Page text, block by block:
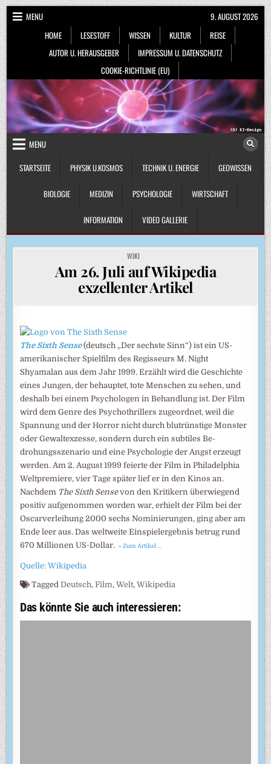
Skip
to
content
MENU
HOME
LESESTOFF WISSEN KULTUR
REISE
AUTOR U. HERAUSGEBER
IMPRESSUM U. DATENSCHUTZ
COOKIE-RICHTLINIE (EU)
9. AUGUST 2026
MENU
STARTSEITE
PHYSIK U.KOSMOS TECHNIK U. ENERGIE GEOWISSEN
BIOLOGIE MEDIZIN PSYCHOLOGIE WIRTSCHAFT
INFORMATION VIDEO GALLERIE
POSTED
IN
WIKI
Am 26. Juli auf Wikipedia
exzellenter Artikel
The Sixth Sense(deutsch „Der sechste Sinn“) ist ein US-
amerika­nischer Spiel­film des Regisseurs M. Night
Shyamalan aus dem Jahr 1999. Erzählt wird die Ge­schichte
eines Jungen, der behaup­tet, tote Men­schen zu sehen, und
des­halb bei einem Psycho­logen in Behand­lung ist. Der Film
wird dem Genre des Psycho­thrillers zuge­ord­net, weil die
Span­nung und der Horror nicht durch blutrüns­tige Monster
oder Gewalt­exzesse, son­dern durch ein subti­les Be­
drohungs­szena­rio und eine Psycho­logie der Angst erzeugt
werden. Am 2. August 1999 feierte der Film in Phila­delphia
Weltprem­iere, vier Tage später lief er in den Kinos an.
Nachdem The Sixth Sensevon den Kriti­kern über­wiegend
positiv aufge­nom­men worden war, erhielt der Film bei der
Oscar­verlei­hung 2000 sechs Nomi­nierun­gen, ging aber am
Ende leer aus. Das welt­weite Einspiel­ergeb­nis betrug rund
670 Millio­nen US-Dollar. –Zum Artikel …
Quelle: Wikipedia
Tagged Deutsch,Film,Welt,Wikipedia
Das könnte Sie auch interessieren: